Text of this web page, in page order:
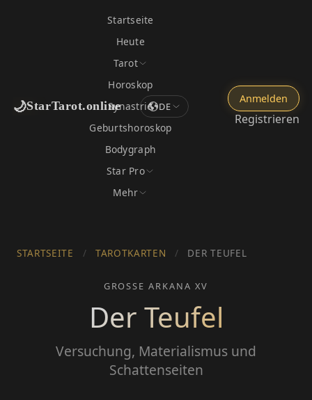
🌙StarTarot.online
Startseite
Heute
Tarot
Horoskop
Synastrie
Geburtshoroskop
Bodygraph
Star Pro
Mehr
DE
Anmelden
Registrieren
STARTSEITE / TAROTKARTEN / DER TEUFEL
GROSSE ARKANA XV
Der Teufel
Versuchung, Materialismus und
Schattenseiten